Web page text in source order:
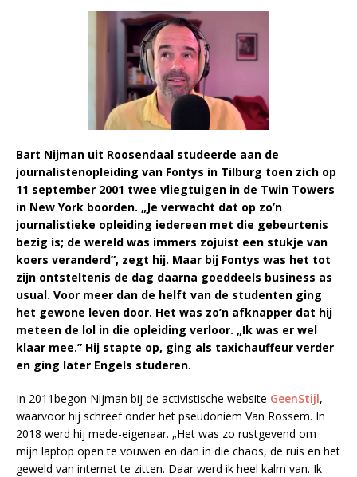
Bart Nijman uit Roosendaal studeerde aan de
journalistenopleiding van Fontys in Tilburg toen zich op
11 september 2001 twee vliegtuigen in de Twin Towers
in New York boorden. „Je verwacht dat op zo’n
journalistieke opleiding iedereen met die gebeurtenis
bezig is; de wereld was immers zojuist een stukje van
koers veranderd”, zegt hij. Maar bij Fontys was het tot
zijn ontsteltenis de dag daarna goeddeels business as
usual. Voor meer dan de helft van de studenten ging
het gewone leven door. Het was zo’n afknapper dat hij
meteen de lol in die opleiding verloor. „Ik was er wel
klaar mee.” Hij stapte op, ging als taxichauffeur verder
en ging later Engels studeren.
In 2011begon Nijman bij de activistische website GeenStijl,
waarvoor hij schreef onder het pseudoniem Van Rossem. In
2018 werd hij mede-eigenaar. „Het was zo rustgevend om
mijn laptop open te vouwen en dan in die chaos, de ruis en het
geweld van internet te zitten. Daar werd ik heel kalm van. Ik